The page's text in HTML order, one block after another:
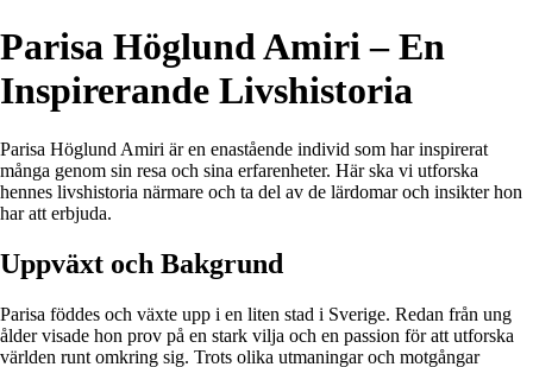
Parisa Höglund Amiri – En
Inspirerande Livshistoria
Parisa Höglund Amiri är en enastående individ som har inspirerat
många genom sin resa och sina erfarenheter. Här ska vi utforska
hennes livshistoria närmare och ta del av de lärdomar och insikter hon
har att erbjuda.
Uppväxt och Bakgrund
Parisa föddes och växte upp i en liten stad i Sverige. Redan från ung
ålder visade hon prov på en stark vilja och en passion för att utforska
världen runt omkring sig. Trots olika utmaningar och motgångar